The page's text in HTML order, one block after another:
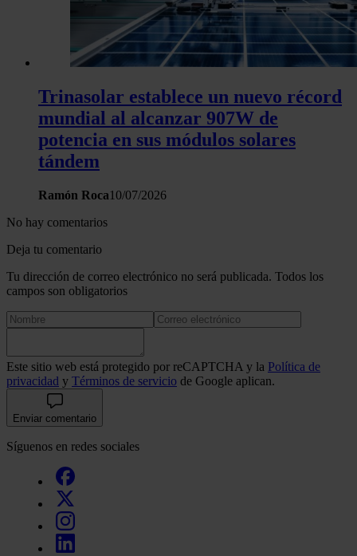
Trinasolar establece un nuevo récord
mundial al alcanzar 907W de
potencia en sus módulos solares
tándem
Ramón Roca10/07/2026
No hay comentarios
Deja tu comentario
Tu dirección de correo electrónico no será publicada. Todos los
campos son obligatorios
Este sitio web está protegido por reCAPTCHA y la Política de
privacidad y Términos de servicio de Google aplican.
Enviar comentario
Síguenos en redes sociales